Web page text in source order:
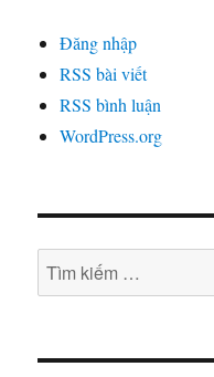
Đăng nhập
RSS bài viết
RSS bình luận
WordPress.org
Tìm
kiếm: